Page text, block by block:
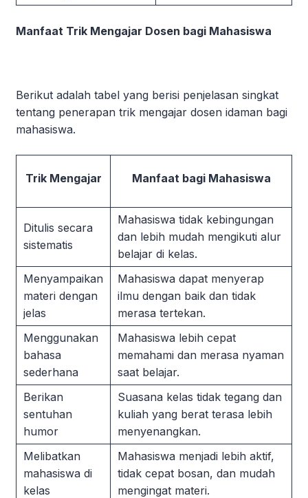
Manfaat Trik Mengajar Dosen bagi Mahasiswa
Berikut adalah tabel yang berisi penjelasan singkat
tentang penerapan trik mengajar dosen idaman bagi
mahasiswa.
Trik Mengajar Manfaat bagi Mahasiswa
Ditulis secara
sistematis
Mahasiswa tidak kebingungan
dan lebih mudah mengikuti alur
belajar di kelas.
Menyampaikan
materi dengan
jelas
Mahasiswa dapat menyerap
ilmu dengan baik dan tidak
merasa tertekan.
Menggunakan
bahasa
sederhana
Mahasiswa lebih cepat
memahami dan merasa nyaman
saat belajar.
Berikan
sentuhan
humor
Suasana kelas tidak tegang dan
kuliah yang berat terasa lebih
menyenangkan.
Melibatkan
mahasiswa di
kelas
Mahasiswa menjadi lebih aktif,
tidak cepat bosan, dan mudah
mengingat materi.